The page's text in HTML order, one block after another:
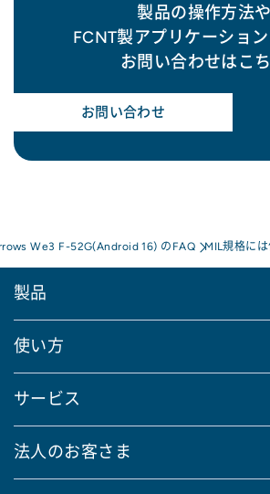
製品の操作方法や
FCNT製アプリケーショ
お問い合わせはこ
お問い合わせ
We3 F-52G(Android 16) のFAQ MIL規格に
製品
使い方
サービス
法人のお客さま